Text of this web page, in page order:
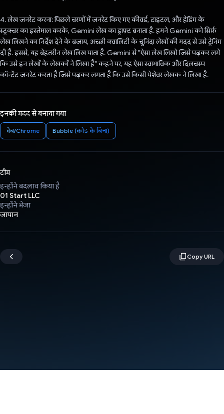
4. लेख जनरेट करना: पिछले चरणों में जनरेट किए गए कीवर्ड, टाइटल, और हेडिंग के
स्ट्रक्चर का इस्तेमाल करके, Gemini लेख का ड्राफ़्ट बनाता है. हमने Gemini को सिर्फ़
लेख लिखने का निर्देश देने के बजाय, अच्छी क्वालिटी के चुनिंदा लेखों की मदद से उसे ट्रेनिंग
दी है. इससे, यह बेहतरीन लेख लिख पाता है. Gemini से "ऐसा लेख लिखो जिसे पढ़कर लगे
कि उसे इन लेखों के लेखकों ने लिखा है" कहने पर, यह ऐसा स्वाभाविक और दिलचस्प
कॉन्टेंट जनरेट करता है जिसे पढ़कर लगता है कि उसे किसी पेशेवर लेखक ने लिखा है.
इनकी मदद से बनाया गया
वेब/Chrome Bubble (कोड के बिना)
टीम
इन्होंने बदलाव किया है
01 Start LLC
इन्होंने भेजा
जापान